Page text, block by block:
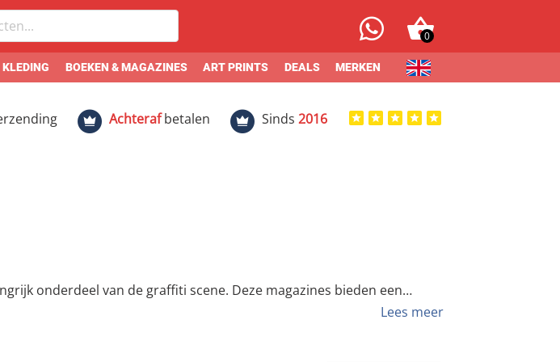
0
KLEDING BOEKEN & MAGAZINES ART PRINTS DEALS MERKEN
Achterafbetalen Sinds 2016
onderdeel van de graffiti scene. Deze magazines bieden een
werk te laten zien en te delen met een groter publiek. Bovendien
Lees meer